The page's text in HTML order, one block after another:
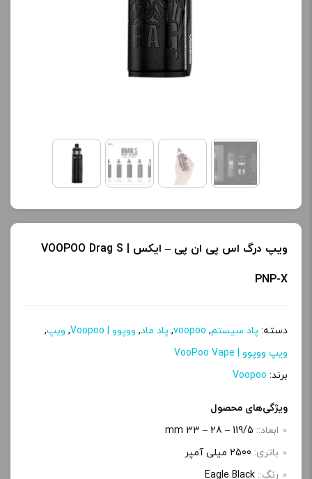
-
پ
هستند.
+
ویپ درگ اس پی ان پی – ایکس | VOOPOO Drag S
PNP-X
دسته: پاد سیستم,
voopoo
, پاد ماد, ووپوو | Voopoo , ویپ,
ویپ ووپوو | VooPoo Vape
برند: Voopoo
ویژگی‌های محصول
ابعاد:: 119/5 – 28 – 33 mm
باتری: 2500 میلی آمپر
رنگ:: Eagle Black